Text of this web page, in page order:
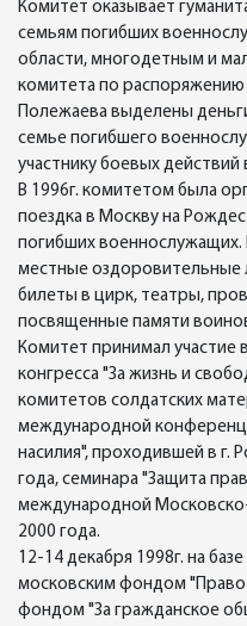
Комитет оказывает
семьям погибших
области, многодетным и
комитета по распоряжению
Полежаева выделены
семье погибшего
участнику боевых действий
В 1996г. комитетом была
поездка в Москву на
погибших военнослужащих.
местные оздоровительные
билеты в цирк, театры,
посвященные памяти
Комитет принимал
конгресса "За жизнь и
комитетов солдатских
международной
насилия", проходившей в г.
года, семинара "Защита
международной
2000 года.
12-14 декабря 1998г. на
московским фондом
фондом "За гражданское